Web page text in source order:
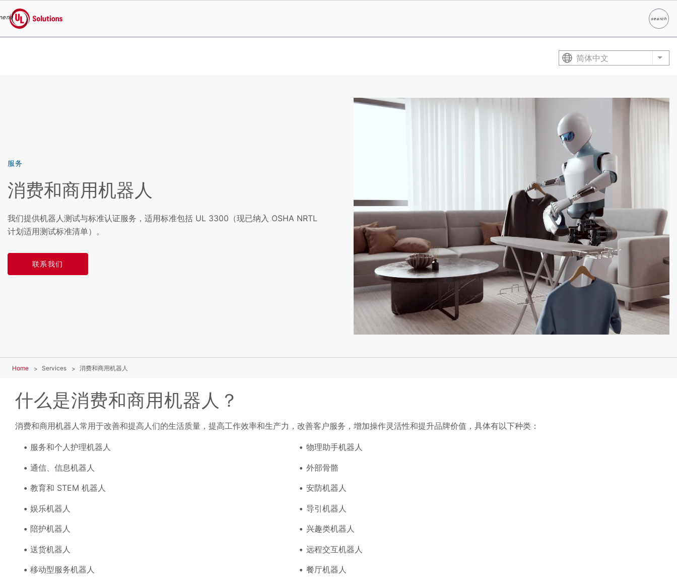
UL Solutions
searchSearch
简体中文 List
服务
消费和商用机器人
我们提供机器人测试与标准认证服务，适用标准包括 UL 3300（现已纳入 OSHA NRTL
计划适用测试标准清单）。
联系我们
Home Services 消费和商用机器人
什么是消费和商用机器人？
消费和商用机器人常用于改善和提高人们的生活质量，提高工作效率和生产力，改善客户服务，增加操作灵活性和提升品牌价值，具体有以下种类：
服务和个人护理机器人
通信、信息机器人
教育和 STEM 机器人
娱乐机器人
陪护机器人
送货机器人
移动型服务机器人
物理助手机器人
外部骨骼
安防机器人
导引机器人
兴趣类机器人
远程交互机器人
餐厅机器人